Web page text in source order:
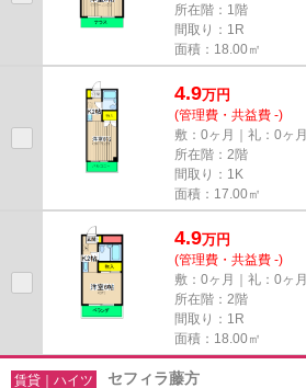
所在階：1階
間取り：1R
面積：18.00㎡
4.9万円
(管理費・共益費 -)
敷：0ヶ月｜礼：0ヶ月
所在階：2階
間取り：1K
面積：17.00㎡
4.9万円
(管理費・共益費 -)
敷：0ヶ月｜礼：0ヶ月
所在階：2階
間取り：1R
面積：18.00㎡
賃貸｜ハイツ セフィラ藤方